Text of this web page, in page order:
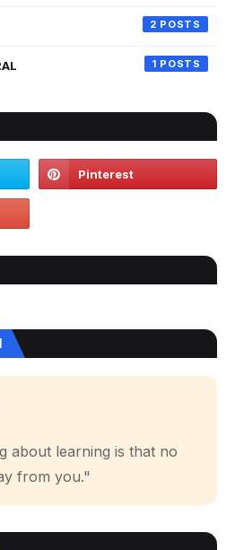
2
1
about learning is that no
from you."